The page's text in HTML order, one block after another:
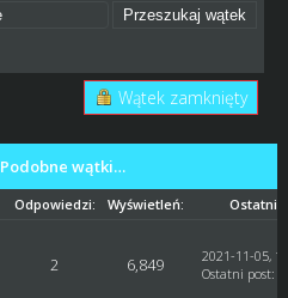
Wątek zamknięty
Podobne wątki…
Odpowiedzi: Wyświetleń: Ostatni
2 6,849
2021-11-05,
Ostatni post: